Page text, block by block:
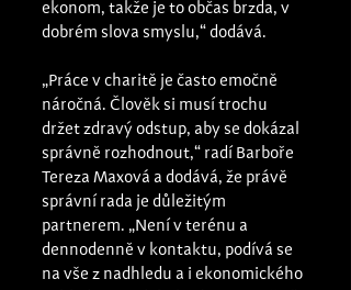
ekonom, takže je to občas brzda, v
dobrém slova smyslu,“ dodává.
„Práce v charitě je často emočně
náročná. Člověk si musí trochu
držet zdravý odstup, aby se dokázal
správně rozhodnout,“ radí Barboře
Tereza Maxová a dodává, že právě
správní rada je důležitým
partnerem. „Není v terénu a
dennodenně v kontaktu, podívá se
na vše z nadhledu a i ekonomického